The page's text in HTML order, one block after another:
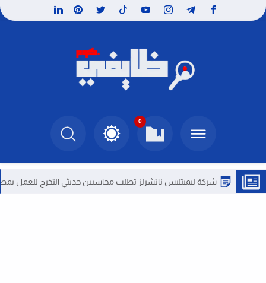
0
شركة ليميتليس ناتشرلز تطلب محاسبين حديثي التخرج للعمل بمصر